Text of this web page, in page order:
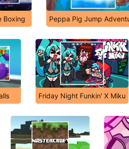
Boxing Peppa Pig Jump
Friday Night Funkin' X Miku